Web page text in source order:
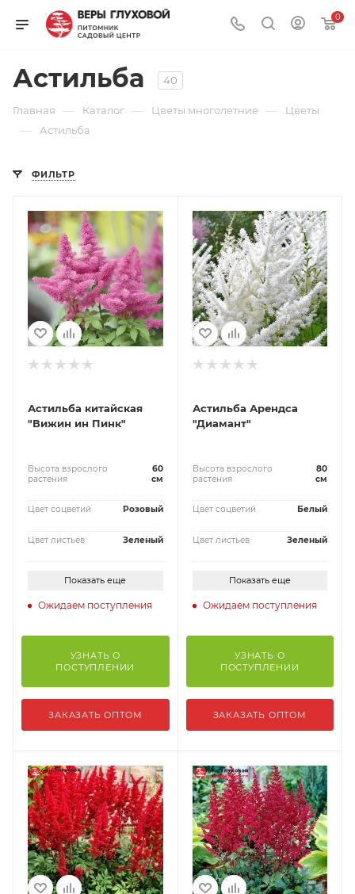
0
Астильба 40
Главная — Каталог — Цветы многолетние — Цветы
— Астильба
ФИЛЬТР
Астильба китайская
"Вижин ин Пинк"
Высота взрослого
растения
60
см
Цвет соцветий Розовый
Цвет листьев Зеленый
Показать еще
Ожидаем поступления
УЗНАТЬ О
ПОСТУПЛЕНИИ
ЗАКАЗАТЬ ОПТОМ
Астильба Арендса
"Диамант"
Высота взрослого
растения
80
см
Цвет соцветий Белый
Цвет листьев Зеленый
Показать еще
Ожидаем поступления
УЗНАТЬ О
ПОСТУПЛЕНИИ
ЗАКАЗАТЬ ОПТОМ